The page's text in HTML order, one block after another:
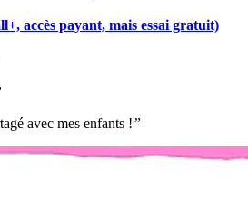
accès payant, mais essai gratuit)
avec mes enfants !”